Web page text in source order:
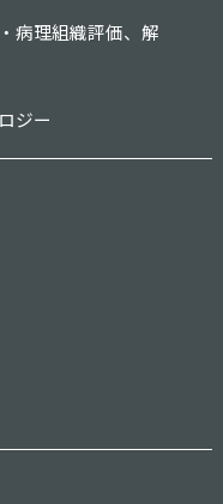
病理組織評価、解
ジー